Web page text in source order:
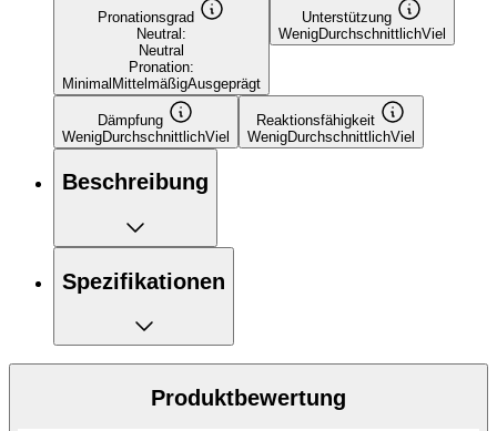
Pronationsgrad
Neutral:
Neutral
Pronation:
Minimal MittelmäßigAusgeprägt
Unterstützung
WenigDurchschnittlichViel
Dämpfung
WenigDurchschnittlichViel
Reaktionsfähigkeit
WenigDurchschnittlichViel
Beschreibung
Spezifikationen
Produktbewertung